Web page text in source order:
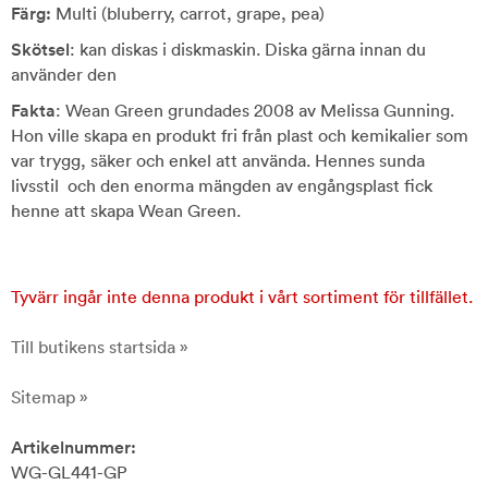
Färg: Multi (bluberry, carrot, grape, pea)
Skötsel: kan diskas i diskmaskin. Diska gärna innan du
använder den
Fakta: Wean Green grundades 2008 av Melissa Gunning.
Hon ville skapa en produkt fri från plast och kemikalier som
var trygg, säker och enkel att använda. Hennes sunda
livsstil och den enorma mängden av engångsplast fick
henne att skapa Wean Green.
Tyvärr ingår inte denna produkt i vårt sortiment för tillfället.
Till butikens startsida »
Sitemap »
Artikelnummer:
WG-GL441-GP